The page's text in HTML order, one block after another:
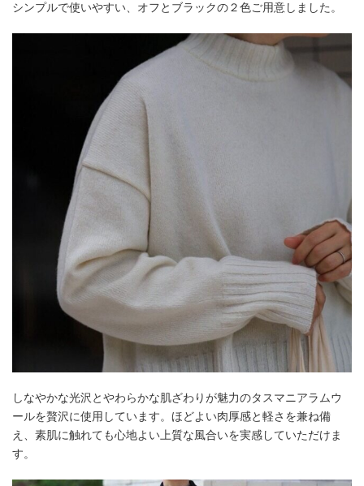
シンプルで使いやすい、オフとブラックの２色ご用意しました。
しなやかな光沢とやわらかな肌ざわりが魅力のタスマニアラムウ
ールを贅沢に使用しています。ほどよい肉厚感と軽さを兼ね備
え、素肌に触れても心地よい上質な風合いを実感していただけま
す。